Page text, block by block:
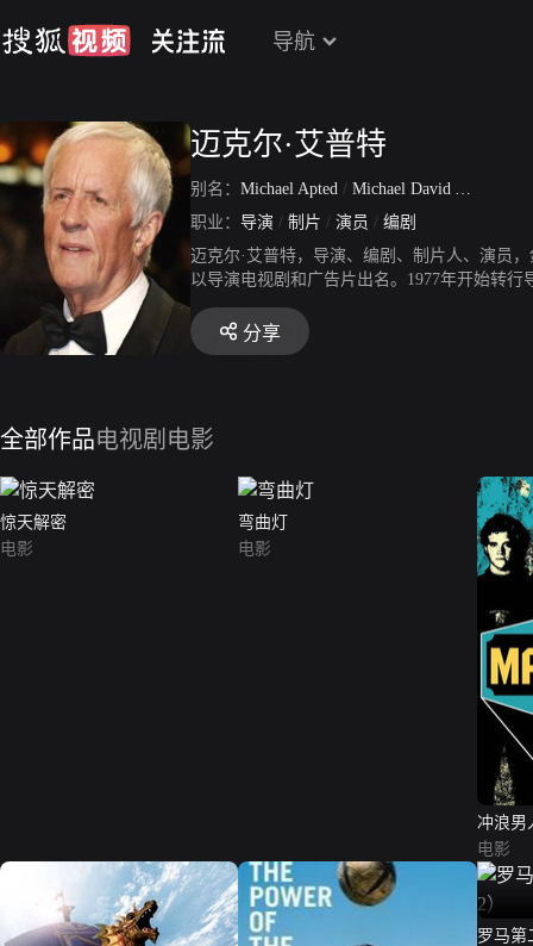
导航
迈克尔·艾普特
别名： Michael Apted / Michael David Apted
职业： 导演 / 制片 / 演员 / 编剧
迈克尔·艾普特，导演、编剧、制片人、演员
以导演电视剧和广告片出名。1977年开始转
名。1988年再以《迷雾森林十八年》入围奥
分享
全部作品电视剧 电影
惊天解密
电影
弯曲灯
电影
冲浪男
电影
罗马第